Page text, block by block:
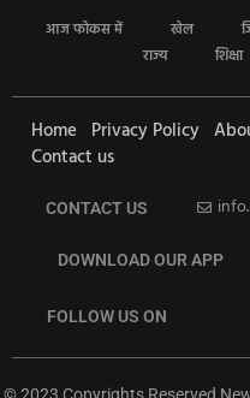
आज फोकस में खेल
राज्य
शिक्षा
Home Privacy Policy
Contact us
CONTACT US
DOWNLOAD OUR APP
FOLLOW US ON